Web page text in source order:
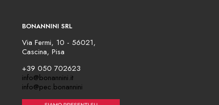
BONANNINI SRL
Via Fermi, 10 - 56021,
Cascina, Pisa
+39 050 702623
info@bonannini.it
info@pec.bonannini